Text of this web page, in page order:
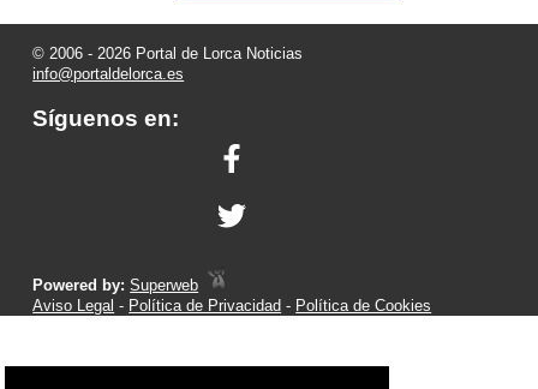
© 2006 - 2026 Portal de Lorca Noticias
info@portaldelorca.es
Síguenos en:
Powered by:Superweb
Aviso Legal - Política de Privacidad - Política de Cookies